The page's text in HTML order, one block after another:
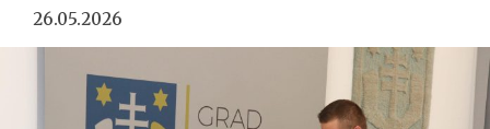
26.05.2026